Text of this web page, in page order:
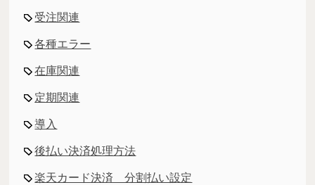
受注関連
各種エラー
在庫関連
定期関連
導入
後払い決済処理方法
楽天カード決済 分割払い設定